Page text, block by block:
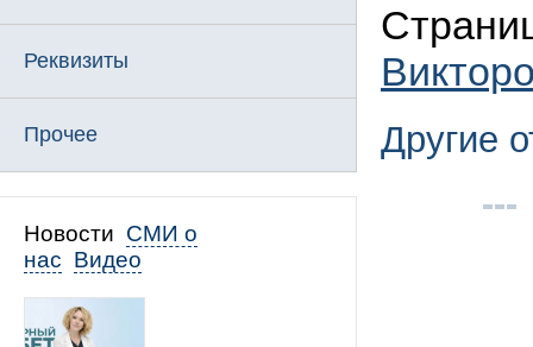
Реквизиты
Прочее
Новости СМИ о
нас Видео
Другие